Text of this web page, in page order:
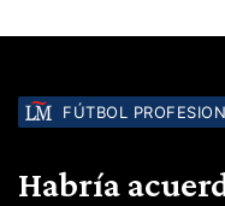
FÚTBOL
Habría